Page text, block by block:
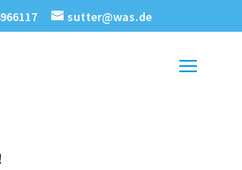
sutter@was.de